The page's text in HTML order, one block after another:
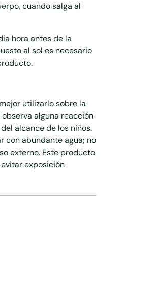
cuando salga al
hora antes de la
al sol es necesario
utilizarlo sobre la
alguna reacción
alcance de los niños.
con abundante agua; no
externo. Este producto
exposición